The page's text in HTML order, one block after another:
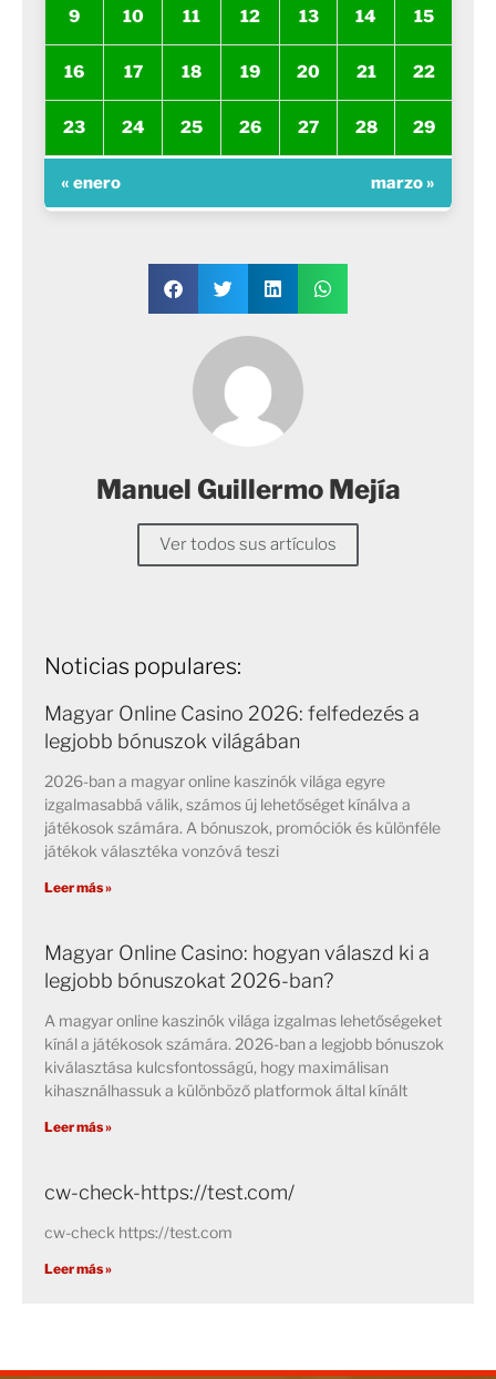
9 10 11 12 13 14 15
16 17 18 19 20 21 22
23 24 25 26 27 28 29
« enero marzo »
Manuel Guillermo Mejía
Ver todos sus artículos
Noticias populares:
Magyar Online Casino 2026: felfedezés a
legjobb bónuszok világában
2026-ban a magyar online kaszinók világa egyre
izgalmasabbá válik, számos új lehetőséget kínálva a
játékosok számára. A bónuszok, promóciók és különféle
játékok választéka vonzóvá teszi
Leer más »
Magyar Online Casino: hogyan válaszd ki a
legjobb bónuszokat 2026-ban?
A magyar online kaszinók világa izgalmas lehetőségeket
kínál a játékosok számára. 2026-ban a legjobb bónuszok
kiválasztása kulcsfontosságú, hogy maximálisan
kihasználhassuk a különböző platformok által kínált
Leer más »
cw-check-https://test.com/
cw-check https://test.com
Leer más »